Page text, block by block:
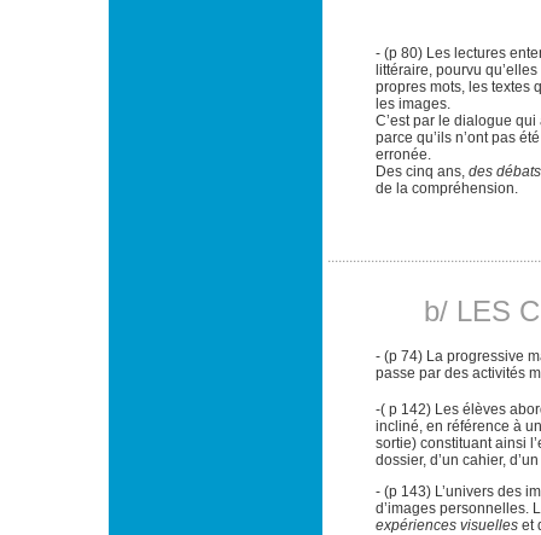
- (p 80) Les lectures
littéraire, pourvu
propres mots, les textes
les images.
C’est par le dialogue
parce qu’ils n’ont pas
erronée.
Des cinq ans, des
de la compréhension.
b/ LES
- (p 74) La progressive
passe par des activités
-( p 142) Les élèves
incliné, en référence à
sortie) constituant ainsi
dossier, d’un cahier,
- (p 143) L’univers des
d’images personnelles.
expériences visuelles et